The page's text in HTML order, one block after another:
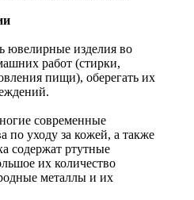
ювелирные изделия во
работ (стирки,
пищи), оберегать их
современные
по уходу за кожей, а также
содержат ртутные
их количество
металлы и их